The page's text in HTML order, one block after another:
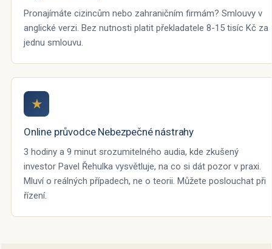
Pronajímáte cizincům nebo zahraničním firmám? Smlouvy v
anglické verzi. Bez nutnosti platit překladatele 8-15 tisíc Kč za
jednu smlouvu.
★
Online průvodce Nebezpečné nástrahy
3 hodiny a 9 minut srozumitelného audia, kde zkušený
investor Pavel Řehulka vysvětluje, na co si dát pozor v praxi.
Mluví o reálných případech, ne o teorii. Můžete poslouchat při
řízení.